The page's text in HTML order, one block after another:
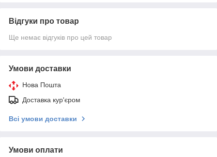
Відгуки про товар
Ще немає відгуків про цей товар
Умови доставки
Нова Пошта
Доставка кур'єром
Всі умови доставки
Умови оплати